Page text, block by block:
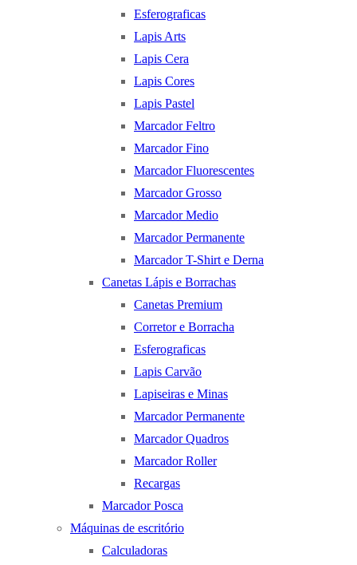
Esferograficas
Lapis Arts
Lapis Cera
Lapis Cores
Lapis Pastel
Marcador Feltro
Marcador Fino
Marcador Fluorescentes
Marcador Grosso
Marcador Medio
Marcador Permanente
Marcador T-Shirt e Derna
Canetas Lápis e Borrachas
Canetas Premium
Corretor e Borracha
Esferograficas
Lapis Carvão
Lapiseiras e Minas
Marcador Permanente
Marcador Quadros
Marcador Roller
Recargas
Marcador Posca
Máquinas de escritório
Calculadoras